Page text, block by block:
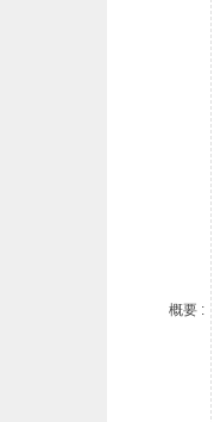
概要 :